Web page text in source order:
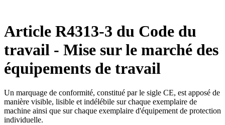
Article R4313-3 du Code du
travail - Mise sur le marché des
équipements de travail
Un marquage de conformité, constitué par le sigle CE, est apposé de
manière visible, lisible et indélébile sur chaque exemplaire de
machine ainsi que sur chaque exemplaire d'équipement de protection
individuelle.